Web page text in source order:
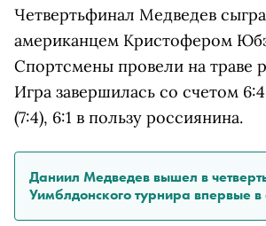
Четвертьфинал Медведев
американцем Кристофером
Спортсмены провели на траве
Игра завершилась со счетом
(7:4), 6:1 в пользу россиянина.
Даниил Медведев вышел в
Уимблдонского турнира впервые